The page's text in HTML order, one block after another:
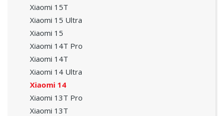
Xiaomi 15T
Xiaomi 15 Ultra
Xiaomi 15
Xiaomi 14T Pro
Xiaomi 14T
Xiaomi 14 Ultra
Xiaomi 14
Xiaomi 13T Pro
Xiaomi 13T